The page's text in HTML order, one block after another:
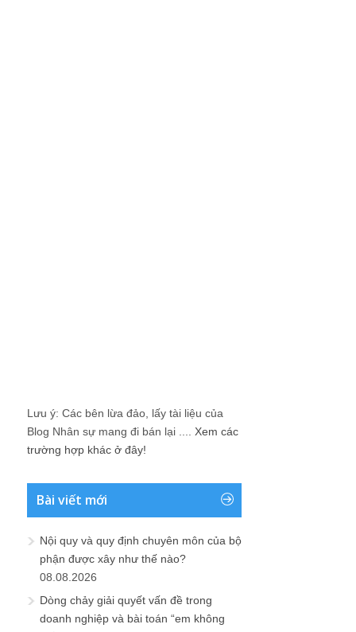
Lưu ý: Các bên lừa đảo, lấy tài liệu của
Blog Nhân sự mang đi bán lại .... Xem các
trường hợp khác ở đây!
Bài viết mới
Nội quy và quy định chuyên môn của bộ
phận được xây như thế nào?
08.08.2026
Dòng chảy giải quyết vấn đề trong
doanh nghiệp và bài toán “em không